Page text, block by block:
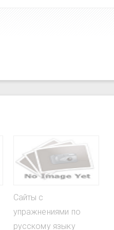
Сайты с
упражнениями по
русскому языку